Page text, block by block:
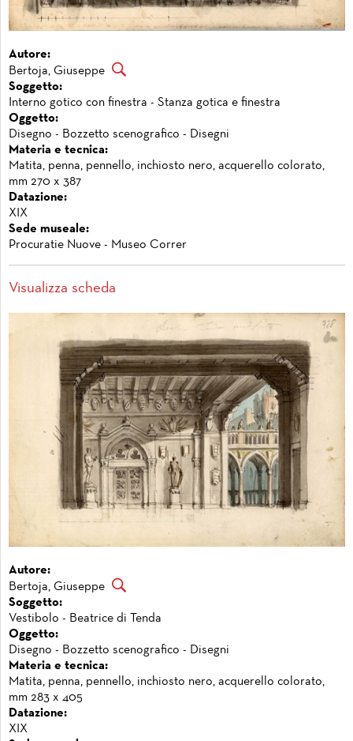
Autore:
Bertoja, Giuseppe
Soggetto:
Interno gotico con finestra - Stanza gotica e finestra
Oggetto:
Disegno - Bozzetto scenografico - Disegni
Materia e tecnica:
Matita, penna, pennello, inchiosto nero, acquerello colorato,
mm 270 x 387
Datazione:
XIX
Sede museale:
Procuratie Nuove - Museo Correr
Visualizza scheda
Autore:
Bertoja, Giuseppe
Soggetto:
Vestibolo - Beatrice di Tenda
Oggetto:
Disegno - Bozzetto scenografico - Disegni
Materia e tecnica:
Matita, penna, pennello, inchiosto nero, acquerello colorato,
mm 283 x 405
Datazione:
XIX